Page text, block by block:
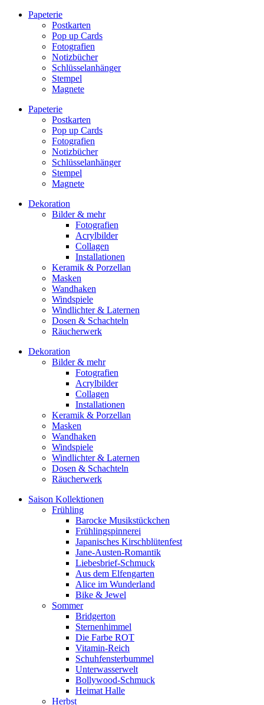
Papeterie
Postkarten
Pop up Cards
Fotografien
Notizbücher
Schlüsselanhänger
Stempel
Magnete
Papeterie
Postkarten
Pop up Cards
Fotografien
Notizbücher
Schlüsselanhänger
Stempel
Magnete
Dekoration
Bilder & mehr
Fotografien
Acrylbilder
Collagen
Installationen
Keramik & Porzellan
Masken
Wandhaken
Windspiele
Windlichter & Laternen
Dosen & Schachteln
Räucherwerk
Dekoration
Bilder & mehr
Fotografien
Acrylbilder
Collagen
Installationen
Keramik & Porzellan
Masken
Wandhaken
Windspiele
Windlichter & Laternen
Dosen & Schachteln
Räucherwerk
Saison Kollektionen
Frühling
Barocke Musikstückchen
Frühlingspinnerei
Japanisches Kirschblütenfest
Jane-Austen-Romantik
Liebesbrief-Schmuck
Aus dem Elfengarten
Alice im Wunderland
Bike & Jewel
Sommer
Bridgerton
Sternenhimmel
Die Farbe ROT
Vitamin-Reich
Schuhfensterbummel
Unterwasserwelt
Bollywood-Schmuck
Heimat Halle
Herbst